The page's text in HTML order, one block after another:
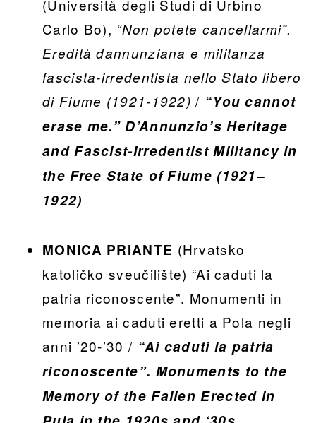
(Università degli Studi di Urbino
Carlo Bo), “Non potete cancellarmi”.
Eredità dannunziana e militanza
fascista-irredentista nello Stato libero
di Fiume (1921-1922) / “You cannot
erase me.”D’Annunzio’s Heritage
and Fascist-Irredentist Militancy in
the Free State of Fiume (1921–
1922)
MONICA PRIANTE (Hrvatsko
katoličko sveučilište) “Ai caduti la
patria riconoscente”. Monumenti in
memoria ai caduti eretti a Pola negli
anni ’20-’30 / “Ai caduti la patria
riconoscente”. Monuments to the
Memory of the Fallen Erected in